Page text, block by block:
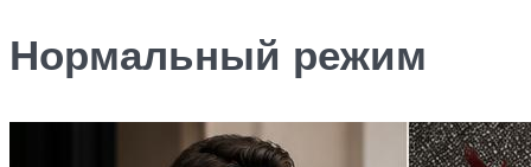
Нормальный режим